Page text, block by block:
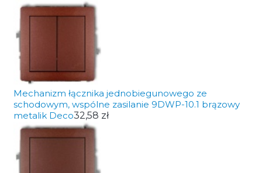
Mechanizm łącznika jednobiegunowego ze
schodowym, wspólne zasilanie 9DWP-10.1 brązowy
metalik Deco32,58 zł